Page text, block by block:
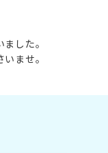
した。
ませ。